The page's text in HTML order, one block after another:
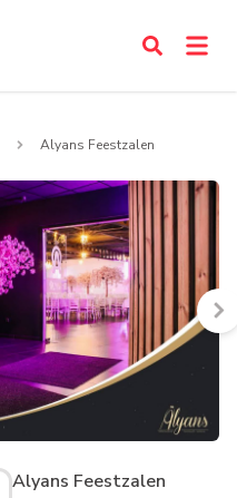
Alyans Feestzalen
Alyans Feestzalen